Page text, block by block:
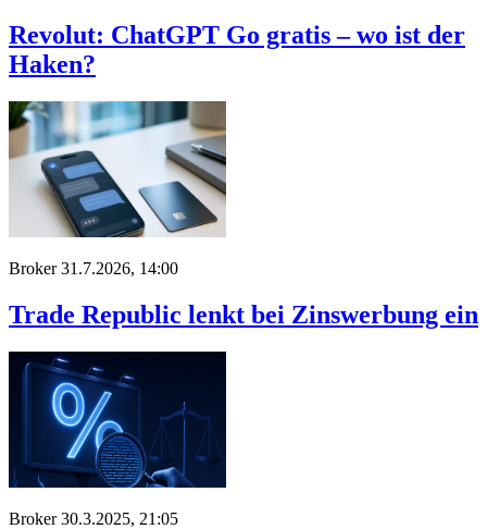
Revolut: ChatGPT Go gratis – wo ist der
Haken?
Broker 31.7.2026, 14:00
Trade Republic lenkt bei Zinswerbung ein
Broker 30.3.2025, 21:05